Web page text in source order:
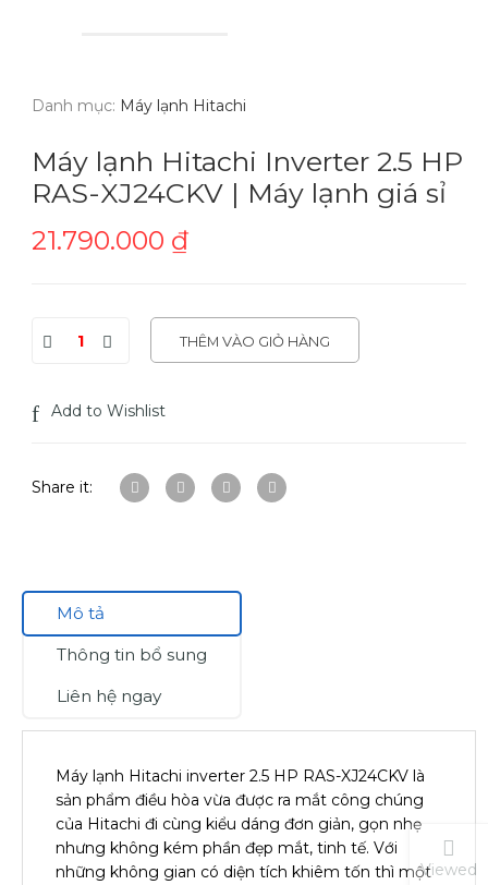
Danh mục: Máy lạnh Hitachi
Máy lạnh Hitachi Inverter 2.5 HP
RAS-XJ24CKV | Máy lạnh giá sỉ
21.790.000 ₫
THÊM VÀO GIỎ HÀNG
Add to Wishlist
Share it:
Mô tả
Thông tin bổ sung
Liên hệ ngay
Máy lạnh Hitachi inverter 2.5 HP RAS-XJ24CKV là
sản phẩm điều hòa vừa được ra mắt công chúng
của Hitachi đi cùng kiểu dáng đơn giản, gọn nhẹ
nhưng không kém phần đẹp mắt, tinh tế. Với
những không gian có diện tích khiêm tốn thì mộtViewed